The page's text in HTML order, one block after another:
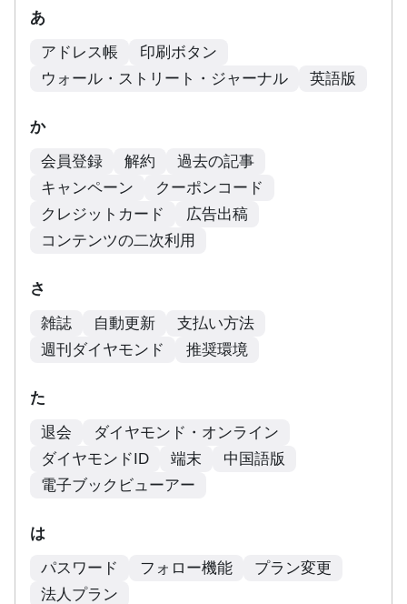
あ
アドレス帳
印刷ボタン
ウォール・ストリート・ジャーナル
英語版
か
会員登録
解約
過去の記事
キャンペーン
クーポンコード
クレジットカード
広告出稿
コンテンツの二次利用
さ
雑誌
自動更新
支払い方法
週刊ダイヤモンド
推奨環境
た
退会
ダイヤモンド・オンライン
ダイヤモンドID
端末
中国語版
電子ブックビューアー
は
パスワード
フォロー機能
プラン変更
法人プラン